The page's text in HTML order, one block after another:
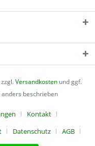
Versandkosten und ggf.
beschrieben
Kontakt
Datenschutz AGB